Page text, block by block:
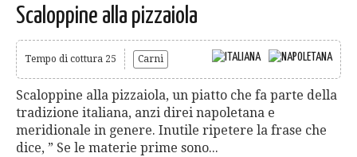
Scaloppine alla pizzaiola
Tempo di cottura 25 Carni
Scaloppine alla pizzaiola, un piatto che fa parte della
tradizione italiana, anzi direi napoletana e
meridionale in genere. Inutile ripetere la frase che
dice, ” Se le materie prime sono...